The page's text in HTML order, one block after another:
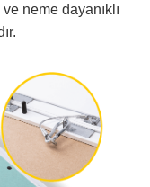
ve neme dayanıklı